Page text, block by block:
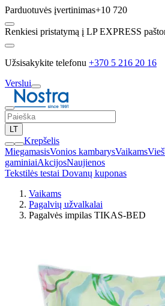
Parduotuvės įvertinimas+10 720
Renkiesi pristatymą į LP EXPRESS
Užsisakykite telefonu +370 5 216 20 16
Verslui
LT
Krepšelis
MiegamasisVonios kambarysVaikams
gaminiaiAkcijosNaujienos
Tekstilės testai Dovanų kuponas
Vaikams
Pagalvių užvalkalai
Pagalvės impilas TIKAS-BED